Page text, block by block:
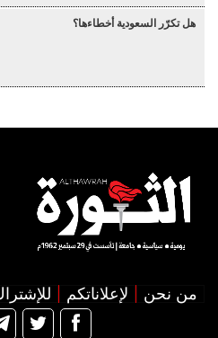
هل تكرّر السعودية أخطاءها؟
من نحن لإعلاناتكم